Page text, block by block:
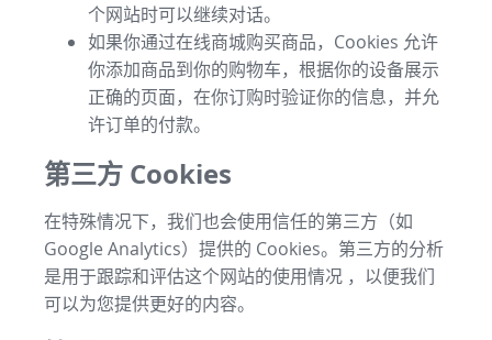
个网站时可以继续对话。
如果你通过在线商城购买商品，Cookies 允许
你添加商品到你的购物车，根据你的设备展示
正确的页面，在你订购时验证你的信息，并允
许订单的付款。
第三方 Cookies
在特殊情况下，我们也会使用信任的第三方（如
Google Analytics）提供的 Cookies。第三方的分析
是用于跟踪和评估这个网站的使用情况 ，以便我们
可以为您提供更好的内容。